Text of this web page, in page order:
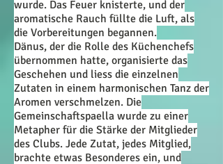
wurde. Das Feuer knisterte, und der
aromatische Rauch füllte die Luft, als
die Vorbereitungen begannen.
Dänus, der die Rolle des Küchenchefs
übernommen hatte, organisierte das
Geschehen und liess die einzelnen
Zutaten in einem harmonischen Tanz der
Aromen verschmelzen. Die
Gemeinschaftspaella wurde zu einer
Metapher für die Stärke der Mitglieder
des Clubs. Jede Zutat, jedes Mitglied,
brachte etwas Besonderes ein, und